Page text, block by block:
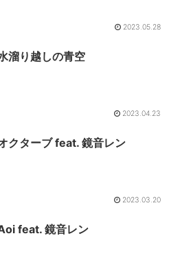
2023.05.28
溜り越しの青空
2023.04.23
クターブ feat. 鏡音レン
2023.03.20
feat. 鏡音レン